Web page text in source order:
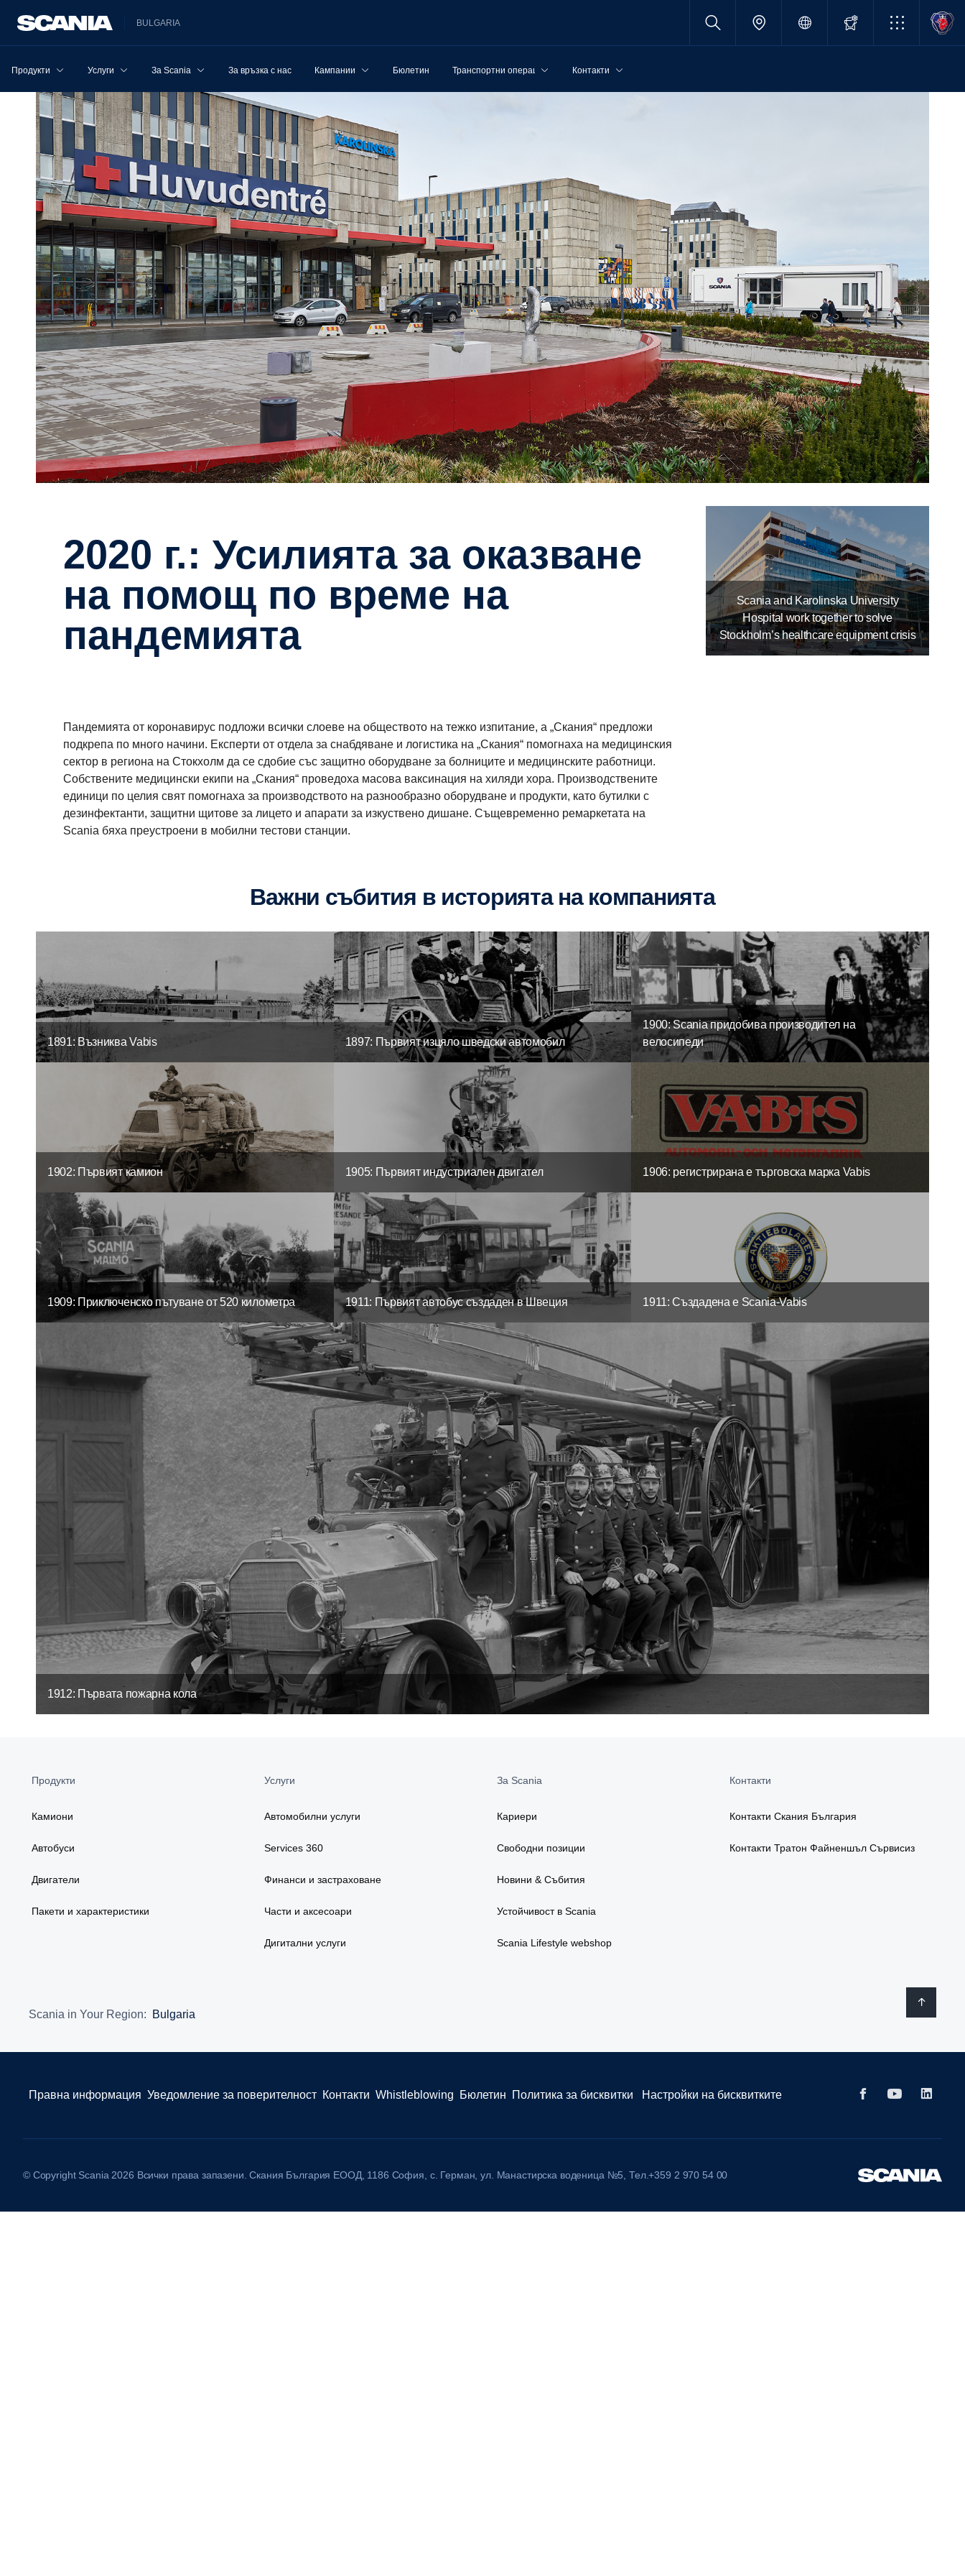
BULGARIA
Продукти Услуги За Scania За връзка с нас Кампании Бюлетин Транспортни операции Контакти
2020 г.: Усилията за оказване
на помощ по време на
пандемията
Пандемията от коронавирус подложи всички слоеве на обществото на тежко изпитание, а „Скания“ предложи
подкрепа по много начини. Експерти от отдела за снабдяване и логистика на „Скания“ помогнаха на медицинския
сектор в региона на Стокхолм да се сдобие със защитно оборудване за болниците и медицинските работници.
Собствените медицински екипи на „Скания“ проведоха масова ваксинация на хиляди хора. Производствените
единици по целия свят помогнаха за производството на разнообразно оборудване и продукти, като бутилки с
дезинфектанти, защитни щитове за лицето и апарати за изкуствено дишане. Същевременно ремаркетата на
Scania бяха преустроени в мобилни тестови станции.
Scania and Karolinska University
Hospital work together to solve
Stockholm’s healthcare equipment crisis
Важни събития в историята на компанията
1891: Възниква Vabis 1897: Първият изцяло шведски автомобил
1900: Scania придобива производител на
велосипеди
1902: Първият камион 1905: Първият индустриален двигател 1906: регистрирана е търговска марка Vabis
1909: Приключенско пътуване от 520 километра 1911: Първият автобус създаден в Швеция 1911: Създадена е Scania-Vabis
1912: Първата пожарна кола
Продукти
Камиони
Автобуси
Двигатели
Пакети и характеристики
Услуги
Автомобилни услуги
Services 360
Финанси и застраховане
Части и аксесоари
Дигитални услуги
За Scania
Кариери
Свободни позиции
Новини & Събития
Устойчивост в Scania
Scania Lifestyle webshop
Контакти
Контакти Скания България
Контакти Тратон Файненшъл Сървисиз
Scania in Your Region: Bulgaria
Правна информация Уведомление за поверителност Контакти Whistleblowing Бюлетин Политика за бисквитки Настройки на бисквитките
© Copyright Scania 2026 Всички права запазени. Скания България ЕООД, 1186 София, с. Герман, ул. Манастирска воденица №5, Тел.+359 2 970 54 00